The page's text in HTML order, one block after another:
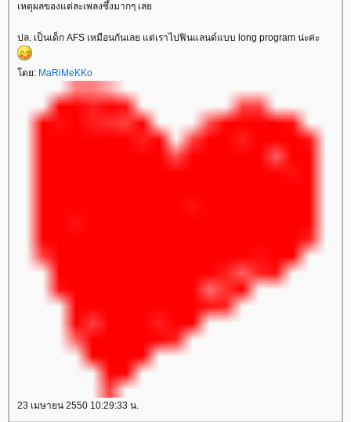
เหตุผลของแต่ละเพลงซึ้งมากๆ เล
ปล. เป็นเด็ก AFS เหมือนกันเลย แต่เราไปฟินแลนด์แบบ long program น่ะค่ะ
ดย: MaRiMeKKo
23 เมษายน 2550 10:29:33 น.